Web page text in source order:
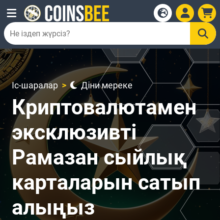
Іс-шаралар Діни мереке
Криптовалютамен
эксклюзивті
Рамазан сыйлық
карталарын сатып
алыңыз